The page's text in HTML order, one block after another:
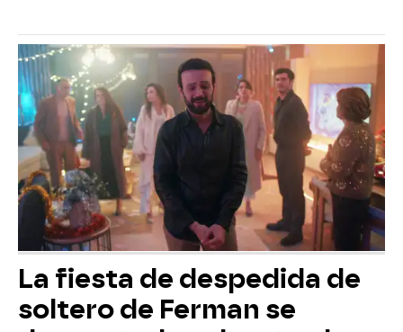
La fiesta de despedida de
soltero de Ferman se